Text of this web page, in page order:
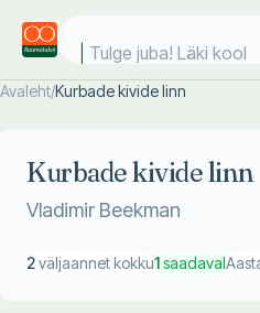
Tulge juba! Läki kooli
Avaleht/Kurbade kivide linn
Kurbade kivide linn
Vladimir Beekman
2väljaannet kokku1saadaval